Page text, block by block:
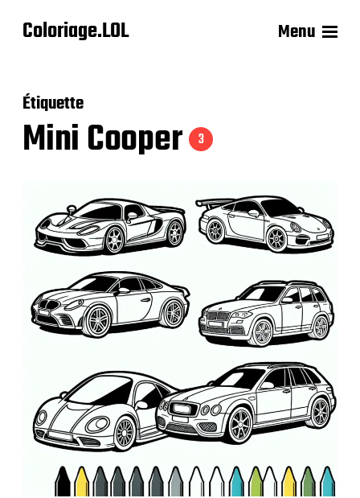
Coloriage.LOL Menu
Étiquette
Mini Cooper 3